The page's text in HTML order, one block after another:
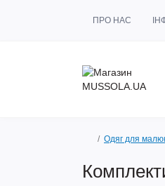
ПРО НАС
Одяг для